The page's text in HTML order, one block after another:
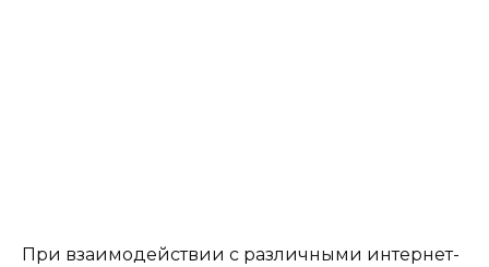
При взаимодействии с различными интернет-